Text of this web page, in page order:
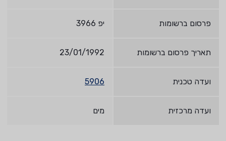
פרסום ברשומות יפ 3966
תאריך פרסום ברשומות 23/01/1992
ועדה טכנית 5906
ועדה מרכזית מים